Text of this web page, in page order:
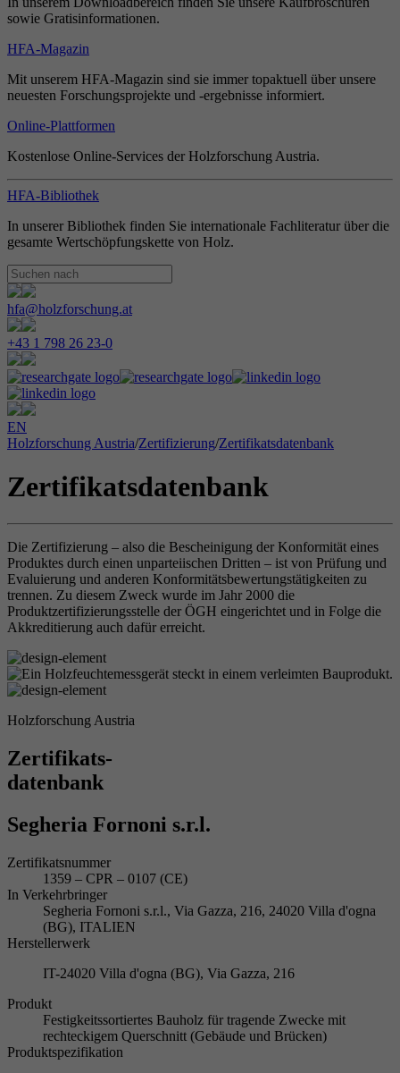
sowie Gratisinformationen.
HFA-Magazin
Mit unserem HFA-Magazin sind sie immer topaktuell über unsere
neuesten Forschungsprojekte und -ergebnisse informiert.
Online-Plattformen
Kostenlose Online-Services der Holzforschung Austria.
HFA-Bibliothek
In unserer Bibliothek finden Sie internationale Fachliteratur über die
gesamte Wertschöpfungskette von Holz.
hfa@holzforschung.at
+43 1 798 26 23-0
EN
Holzforschung Austria/Zertifizierung/Zertifikatsdatenbank
Zertifikatsdatenbank
Die Zertifizierung – also die Bescheinigung der Konformität eines
Produktes durch einen unparteiischen Dritten – ist von Prüfung und
Evaluierung und anderen Konformitätsbewertungstätigkeiten zu
trennen. Zu diesem Zweck wurde im Jahr 2000 die
Produktzertifizierungsstelle der ÖGH eingerichtet und in Folge die
Akkreditierung auch dafür erreicht.
Holzforschung Austria
Zertifikats-
datenbank
Segheria Fornoni s.r.l.
Zertifikatsnummer
1359 – CPR – 0107 (CE)
In Verkehrbringer
Segheria Fornoni s.r.l., Via Gazza, 216, 24020 Villa d'ogna
(BG), ITALIEN
Herstellerwerk
IT-24020 Villa d'ogna (BG), Via Gazza, 216
Produkt
Festigkeitssortiertes Bauholz für tragende Zwecke mit
rechteckigem Querschnitt (Gebäude und Brücken)
Produktspezifikation